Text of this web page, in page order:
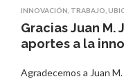
INNOVACIÓN TRABAJO
Gracias Juan
aportes a la
Agradecemos a Juan